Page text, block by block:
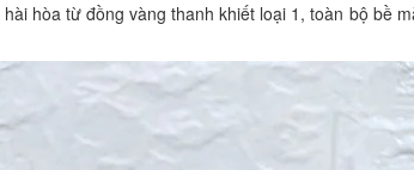
hòa từ đồng vàng thanh khiết loại 1, toàn bộ bề